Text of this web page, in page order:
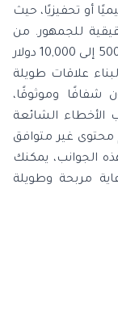
أو تحفيزيًا، حيث
للجمهور. من
المتوقع أن يحقق المؤثرون أرباحًا تتراوح بين 500 إلى 10,000 دولار
علاقات طويلة
شفافًا وموثوقًا،
الأخطاء الشائعة
محتوى غير متوافق
الجوانب، يمكنك
مربحة وطويلة